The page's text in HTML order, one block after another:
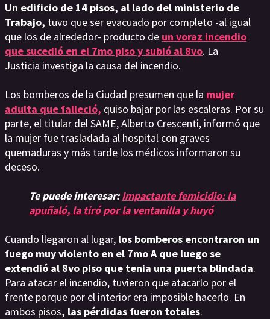
Un edificio de 14 pisos, al lado del ministerio de
Trabajo, tuvo que ser evacuado por completo -al igual
que los de alrededor- producto de un voraz incendio
que sucedió en el 7mo piso y subió al 8vo. La
Justicia investiga la causa del incendio.
Los bomberos de la Ciudad presumen que la mujer
adulta que falleció, quiso bajar por las escaleras. Por su
parte, el titular del SAME, Alberto Crescenti, informó que
la mujer fue trasladada al hospital con graves
quemaduras y más tarde los médicos informaron su
deceso.
Te puede interesar:Impactante femicidio: la
apuñaló, la tiró por la ventanilla y huyó
Cuando llegaron al lugar, los bomberos encontraron un
fuego muy violento en el 7mo A que luego se
extendió al 8vo piso que tenia una puerta blindada.
Para atacar el incendio, tuvieron que atacarlo por el
frente porque por el interior era imposible hacerlo. En
ambos pisos, las pérdidas fueron totales.